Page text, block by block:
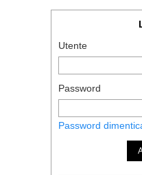
Utente
Password
Password